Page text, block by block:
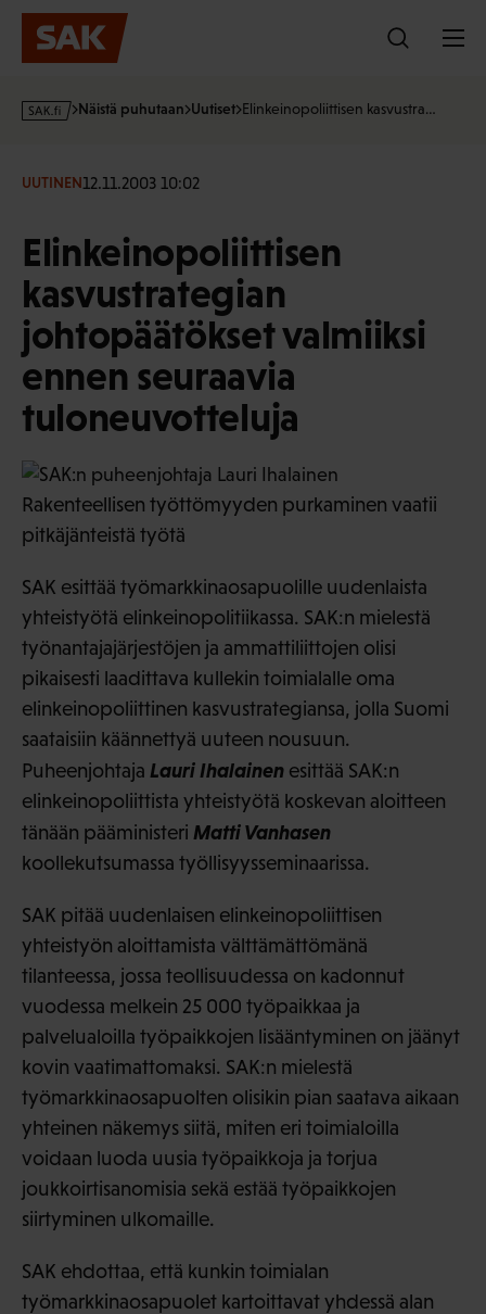
Hyppää
sisältöön
s
·
Näistä puhutaan Uutiset Elinkeinopoliittisen kasvustra…
UUTINEN12.11.2003 10:02
Elinkeinopoliittisen
kasvustrategian
johtopäätökset valmiiksi
ennen seuraavia
tuloneuvotteluja
Rakenteellisen työttömyyden purkaminen vaatii
pitkäjänteistä työtä
SAK esittää työmarkkinaosapuolille uudenlaista
yhteistyötä elinkeinopolitiikassa. SAK:n mielestä
työnantajajärjestöjen ja ammattiliittojen olisi
pikaisesti laadittava kullekin toimialalle oma
elinkeinopoliittinen kasvustrategiansa, jolla Suomi
saataisiin käännettyä uuteen nousuun.
Puheenjohtaja Lauri Ihalainen esittää SAK:n
elinkeinopoliittista yhteistyötä koskevan aloitteen
tänään pääministeri Matti Vanhasen
koollekutsumassa työllisyysseminaarissa.
SAK pitää uudenlaisen elinkeinopoliittisen
yhteistyön aloittamista välttämättömänä
tilanteessa, jossa teollisuudessa on kadonnut
vuodessa melkein 25 000 työpaikkaa ja
palvelualoilla työpaikkojen lisääntyminen on jäänyt
kovin vaatimattomaksi. SAK:n mielestä
työmarkkinaosapuolten olisikin pian saatava aikaan
yhteinen näkemys siitä, miten eri toimialoilla
voidaan luoda uusia työpaikkoja ja torjua
joukkoirtisanomisia sekä estää työpaikkojen
siirtyminen ulkomaille.
SAK ehdottaa, että kunkin toimialan
työmarkkinaosapuolet kartoittavat yhdessä alan